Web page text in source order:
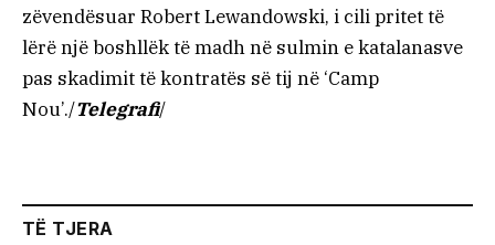
zëvendësuar Robert Lewandowski, i cili pritet të
lërë një boshllëk të madh në sulmin e katalanasve
pas skadimit të kontratës së tij në ‘Camp
Nou’./Telegrafi/
TË TJERA